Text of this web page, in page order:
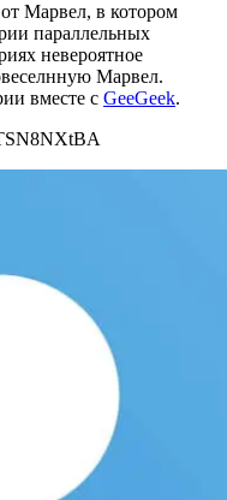
Марвел, в котором
параллельных
невероятное
Марвел.
вместе с GeeGeek.